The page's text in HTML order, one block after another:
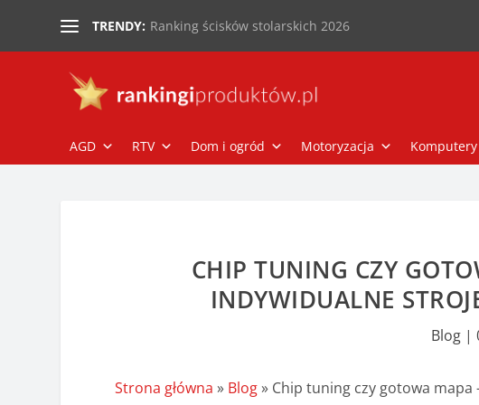
TRENDY: Ranking ścisków stolarskich 2026
AGD RTV Dom i ogród Motoryzacja Komputery
CHIP TUNING CZY
INDYWIDUALNE
Blog |
Strona główna » Blog» Chip tuning czy gotowa